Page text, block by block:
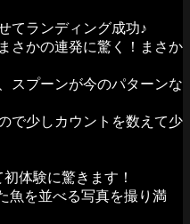
てランディング成功♪
さかの連発に驚く！まさか
スプーンが今のパターンな
で少しカウントを数えて少
体験に驚きます！
魚を並べる写真を撮り満